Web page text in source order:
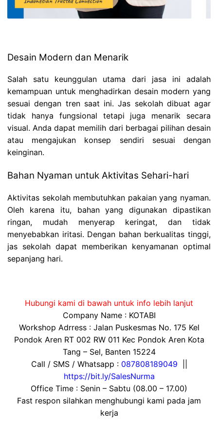
Desain Modern dan Menarik
Salah satu keunggulan utama dari jasa ini adalah
kemampuan untuk menghadirkan desain modern yang
sesuai dengan tren saat ini. Jas sekolah dibuat agar
tidak hanya fungsional tetapi juga menarik secara
visual. Anda dapat memilih dari berbagai pilihan desain
atau mengajukan konsep sendiri sesuai dengan
keinginan.
Bahan Nyaman untuk Aktivitas Sehari-hari
Aktivitas sekolah membutuhkan pakaian yang nyaman.
Oleh karena itu, bahan yang digunakan dipastikan
ringan, mudah menyerap keringat, dan tidak
menyebabkan iritasi. Dengan bahan berkualitas tinggi,
jas sekolah dapat memberikan kenyamanan optimal
sepanjang hari.
Hubungi kami di bawah untuk info lebih lanjut
Company Name : KOTABI
Workshop Adrress : Jalan Puskesmas No. 175 Kel
Pondok Aren RT 002 RW 011 Kec Pondok Aren Kota
Tang – Sel, Banten 15224
Call / SMS / Whatsapp : 087808189049
https://bit.ly/SalesNurma
Office Time : Senin – Sabtu (08.00 – 17.00)
Fast respon silahkan menghubungi kami pada jam
kerja